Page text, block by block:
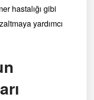
hastalığı gibi
yardımcı